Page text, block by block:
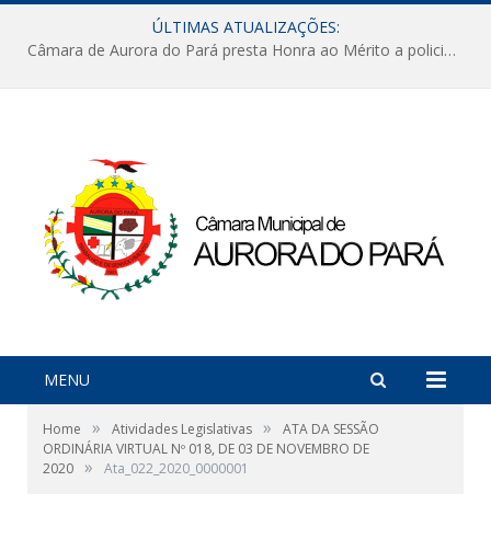
ÚLTIMAS ATUALIZAÇÕES:
Câmara de Aurora do Pará presta Honra ao Mérito a policiais militares em sessão marcada por reconhecimento e emoção
MENU
Home » Atividades Legislativas »
ATA DA SESSÃO
ORDINÁRIA VIRTUAL Nº 018, DE 03 DE NOVEMBRO DE
2020 » Ata_022_2020_0000001